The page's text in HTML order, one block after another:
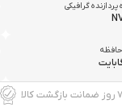
پردازنده گرافیکی
حافظه
۷ روز ضمانت بازگشت کالا